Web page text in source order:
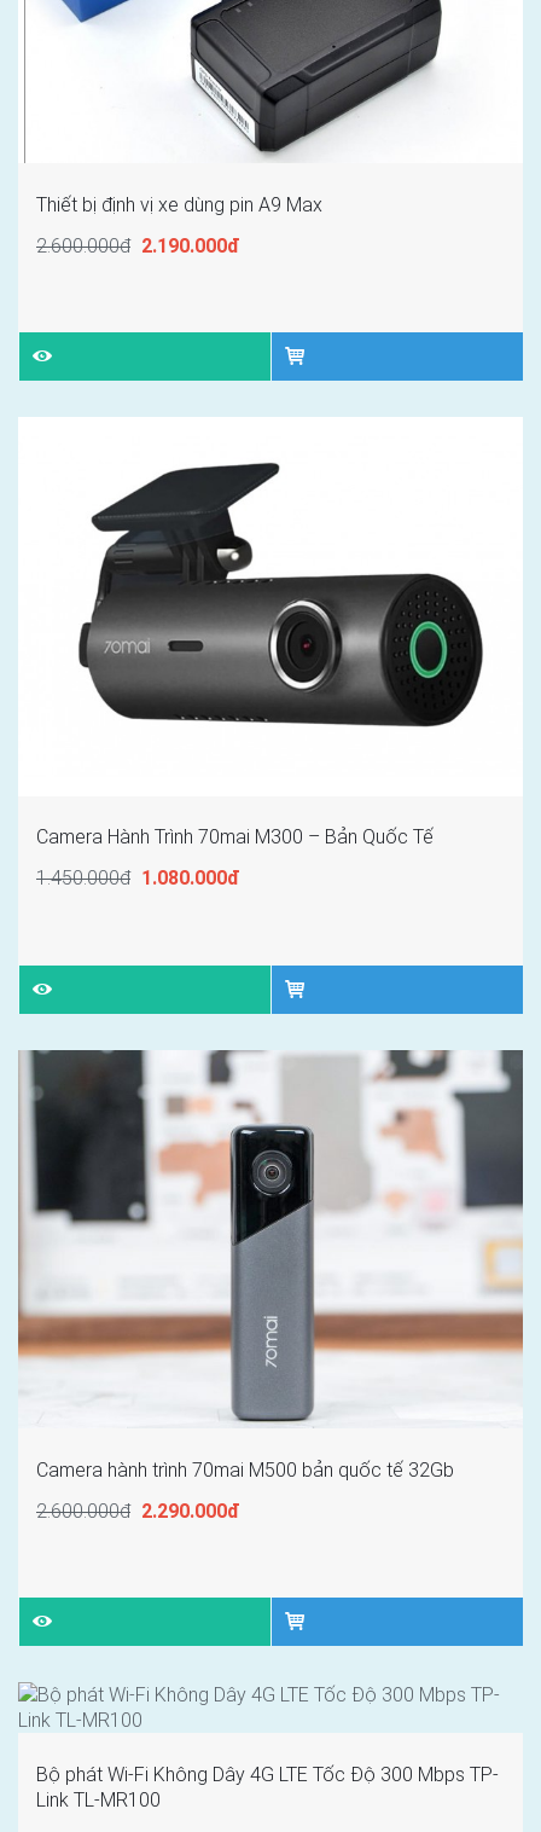
Thiết bị định vị xe dùng pin A9 Max
2.600.000đ 2.190.000đ
Camera Hành Trình 70mai M300 – Bản Quốc Tế
1.450.000đ 1.080.000đ
Camera hành trình 70mai M500 bản quốc tế 32Gb
2.600.000đ 2.290.000đ
Bộ phát Wi-Fi Không Dây 4G LTE Tốc Độ 300 Mbps TP-
Link TL-MR100